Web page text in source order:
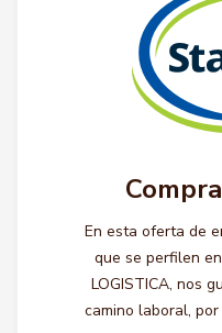
En esta oferta de
que se perfilen
LOGISTICA, nos
camino laboral,